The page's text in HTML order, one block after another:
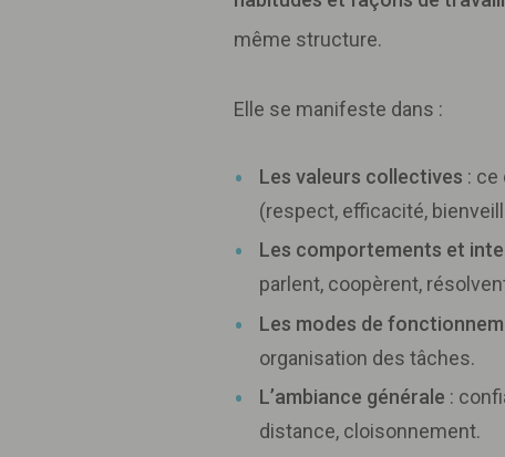
même structure.
Elle se manifeste dans :
Les valeurs collectives :
(respect, efficacité,
Les comportements et
parlent, coopèrent,
Les modes de
organisation des tâches.
L’ambiance générale :
distance, cloisonnement.